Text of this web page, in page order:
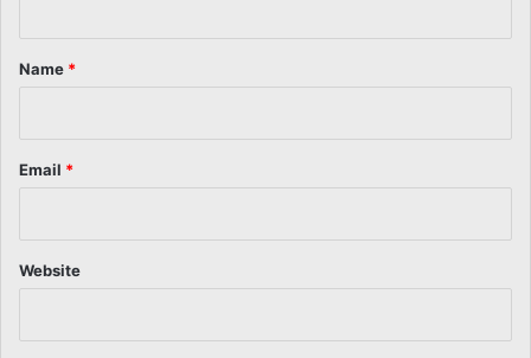
*
Name *
Email *
Website